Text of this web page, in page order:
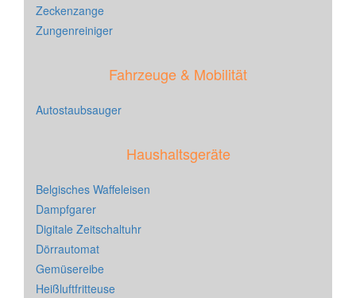
Zeckenzange
Zungenreiniger
Fahrzeuge & Mobilität
Autostaubsauger
Haushaltsgeräte
Belgisches Waffeleisen
Dampfgarer
Digitale Zeitschaltuhr
Dörrautomat
Gemüsereibe
Heißluftfritteuse